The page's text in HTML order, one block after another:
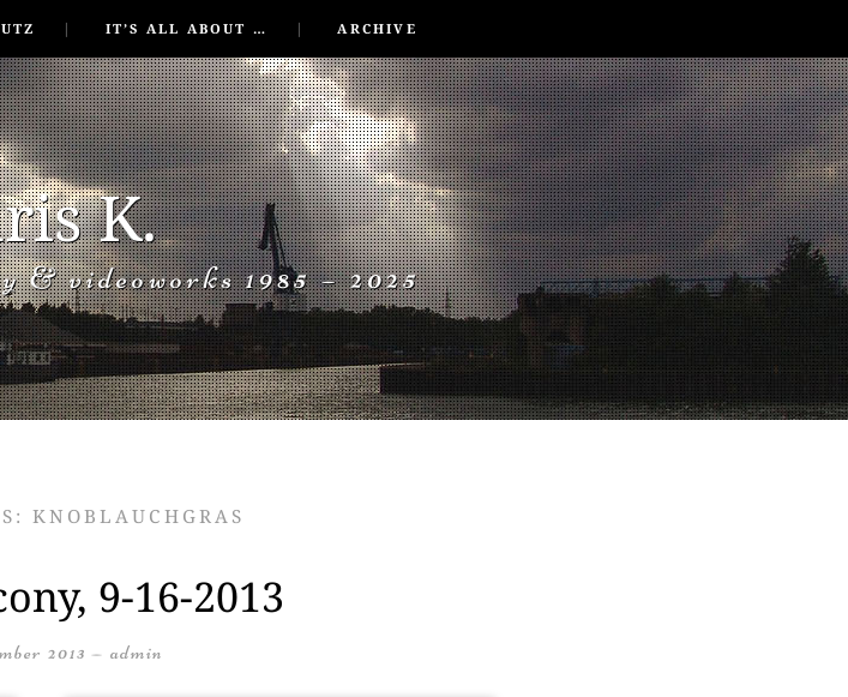
IT’S ALL ABOUT … ARCHIVE
K.
& videoworks 1985 – 2025
KNOBLAUCHGRAS
9-16-2013
2013 — admin